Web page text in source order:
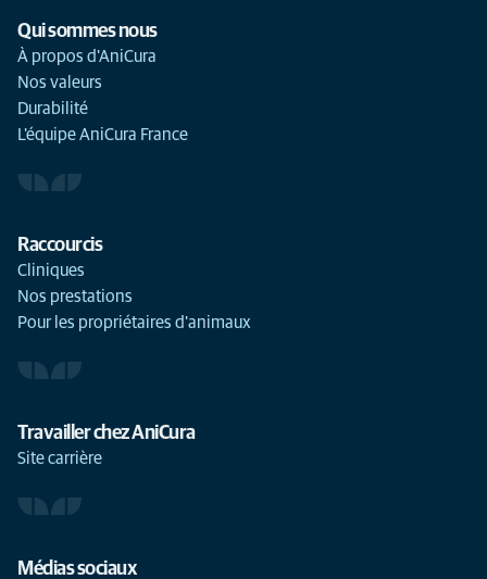
Qui sommes nous
À propos d'AniCura
Nos valeurs
Durabilité
L'équipe AniCura France
Raccourcis
Cliniques
Nos prestations
Pour les propriétaires d'animaux
Travailler chez AniCura
Site carrière
Médias sociaux